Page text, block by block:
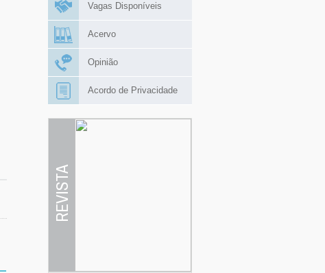
Vagas Disponíveis
Acervo
Opinião
Acordo de Privacidade
REVISTA